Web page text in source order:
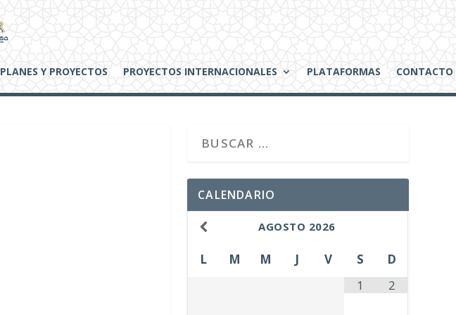
PLANES Y PROYECTOS PROYECTOS INTERNACIONALES PLATAFORMAS CONTACTO
CALENDARIO
AGOSTO 2026
L M M J V S
D
1
2